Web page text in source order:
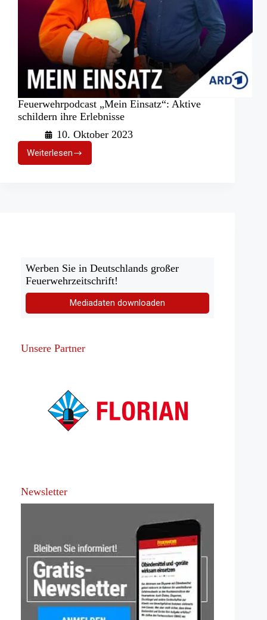
Feuerwehrpodcast „Mein Einsatz“: Aktive
schildern ihre Erlebnisse
10. Oktober 2023
WeiterlesenFeuerwehrpodcast
„Mein
Werben Sie in Deutschlands großer
Feuerwehrzeitschrift!
Mediadaten downloaden
Unsere Partner
Newsletter